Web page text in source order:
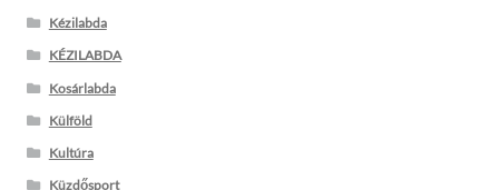
Kézilabda
KÉZILABDA
Kosárlabda
Külföld
Kultúra
Küzdősport